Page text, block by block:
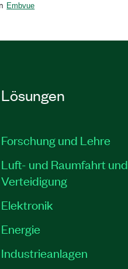
Embvue
Lösungen
Forschung und Lehre
Luft- und Raumfahrt und
Verteidigung
Elektronik
Energie
Industrieanlagen